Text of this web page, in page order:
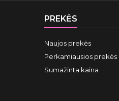
PREKĖS
Naujos prekės
Perkamiausios prekės
Sumažinta kaina